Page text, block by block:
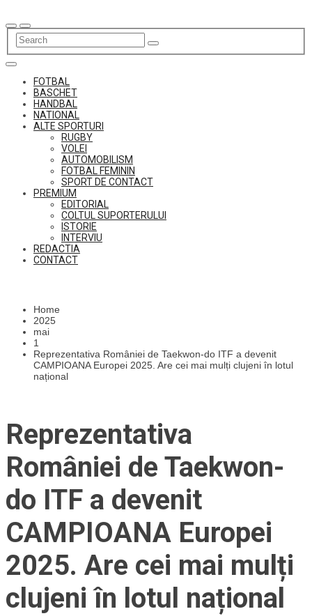
to
content
FOTBAL
BASCHET
HANDBAL
NATIONAL
ALTE SPORTURI
RUGBY
VOLEI
AUTOMOBILISM
FOTBAL FEMININ
SPORT DE CONTACT
PREMIUM
EDITORIAL
COLTUL SUPORTERULUI
ISTORIE
INTERVIU
REDACTIA
CONTACT
Home
2025
mai
1
Reprezentativa României de Taekwon-do ITF a devenit
CAMPIOANA Europei 2025. Are cei mai mulți clujeni în lotul
național
Reprezentativa
României de Taekwon-
do ITF a devenit
CAMPIOANA Europei
2025. Are cei mai mulți
clujeni în lotul național